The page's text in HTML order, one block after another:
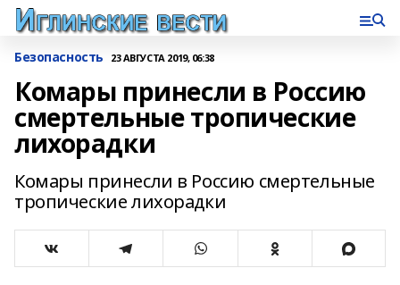
Безопасность 23 АВГУСТА 2019, 06:38
Комары принесли в Россию
смертельные тропические
лихорадки
Комары принесли в Россию смертельные
тропические лихорадки